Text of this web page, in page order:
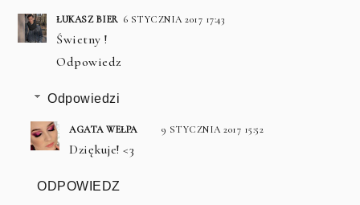
ŁUKASZ BIER 6 STYCZNIA 2017 17:43
Świetny !
Odpowiedz
Odpowiedzi
AGATA WEŁPA 9 STYCZNIA 2017 15:52
Dziękuje! <3
ODPOWIEDZ